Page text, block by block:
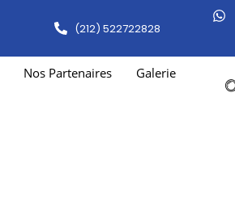
(212) 522722828
Nos Partenaires
Galerie